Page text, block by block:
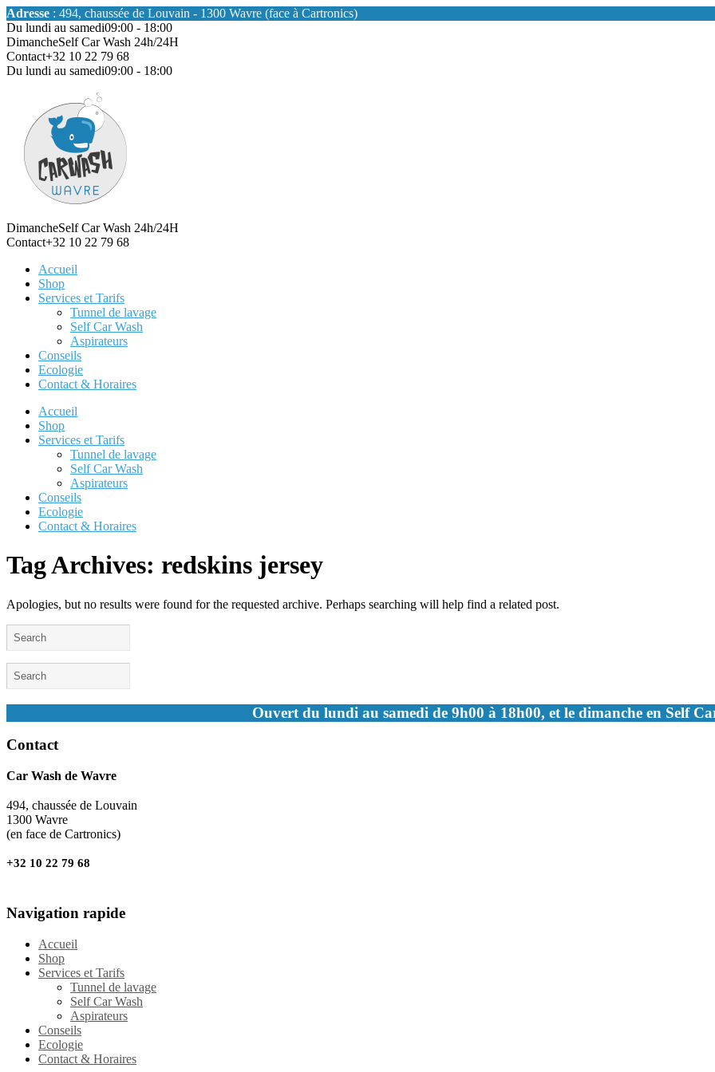
Adresse : 494, chaussée de Louvain - 1300 Wavre (face à Cartronics)
Du lundi au samedi09:00 - 18:00
DimancheSelf Car Wash 24h/24H
Contact+32 10 22 79 68
Du lundi au samedi09:00 - 18:00
DimancheSelf Car Wash 24h/24H
Contact+32 10 22 79 68
Accueil
Shop
Services et Tarifs
Tunnel de lavage
Self Car Wash
Aspirateurs
Conseils
Ecologie
Contact & Horaires
Accueil
Shop
Services et Tarifs
Tunnel de lavage
Self Car Wash
Aspirateurs
Conseils
Ecologie
Contact & Horaires
Tag Archives: redskins jersey
Apologies, but no results were found for the requested archive. Perhaps searching will help find a related post.
Ouvert du lundi au samedi de 9h00 à 18h00, et le dimanche en Self
Contact
Car Wash de Wavre
494, chaussée de Louvain
1300 Wavre
(en face de Cartronics)
+32 10 22 79 68
Navigation rapide
Accueil
Shop
Services et Tarifs
Tunnel de lavage
Self Car Wash
Aspirateurs
Conseils
Ecologie
Contact & Horaires